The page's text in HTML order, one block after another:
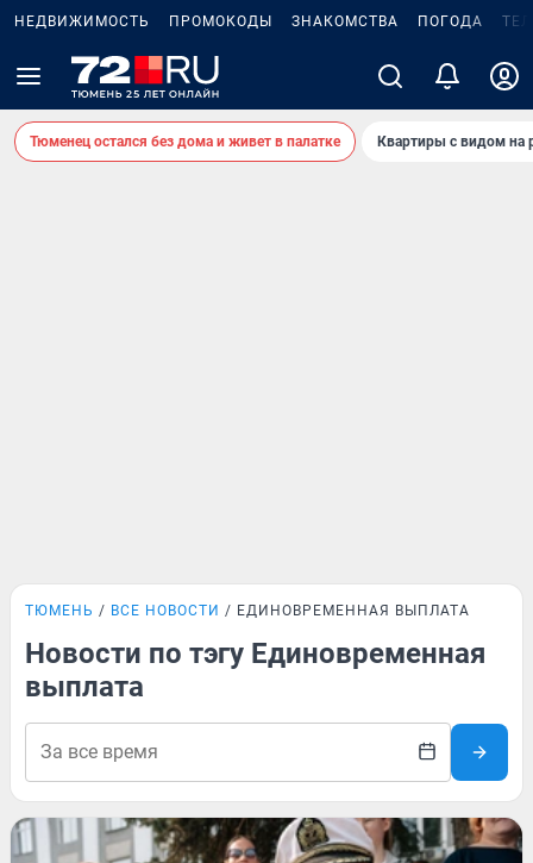
НЕДВИЖИМОСТЬ ПРОМОКОДЫ ЗНАКОМСТВА ПОГОДА
Тюменец остался без дома и живет в палатке Квартиры с видом на
ТЮМЕНЬ ВСЕ НОВОСТИ ЕДИНОВРЕМЕННАЯ ВЫПЛАТА
Новости по тэгу Единовременная
выплата